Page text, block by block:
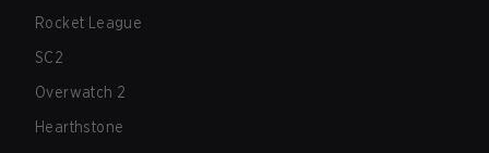
Rocket League
SC2
Overwatch 2
Hearthstone